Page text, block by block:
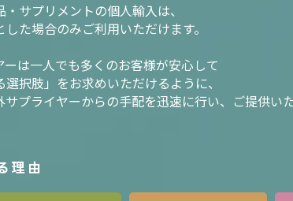
サプリメントの個人輸入は、
た場合のみご利用いただけます。
ーは一人でも多くのお客様が安心して
選択肢」をお求めいただけるように、
プライヤーからの手配を迅速に行い、ご提供いた
理由